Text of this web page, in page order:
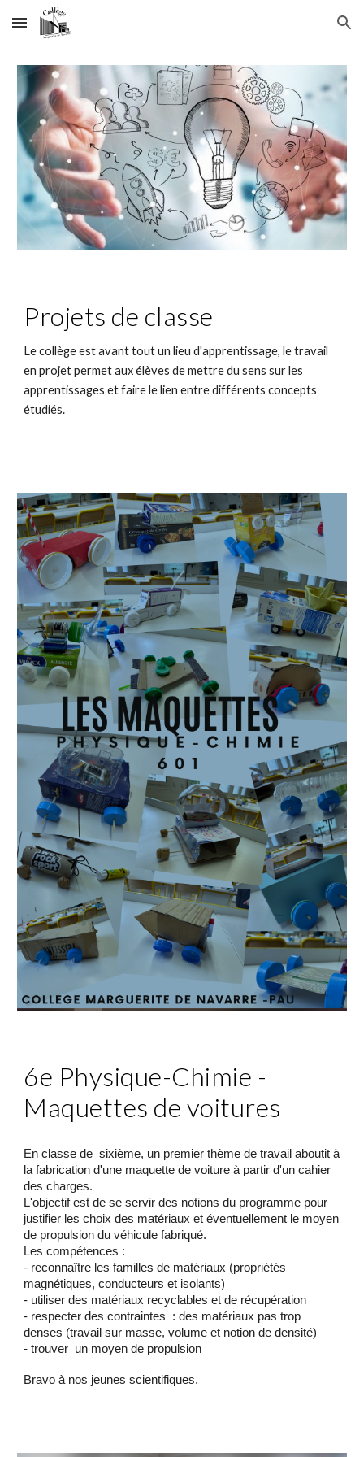
Skip to main content Skip to navigation
Projets de classe
Le collège est avant tout un lieu d'apprentissage, le travail
en projet permet aux élèves de mettre du sens sur les
apprentissages et faire le lien entre différents concepts
étudiés.
6e Physique-Chimie -
Maquettes de voitures
En classe de sixième, un premier thème de travail aboutit à
la fabrication d'une maquette de voiture à partir d'un cahier
des charges.
L'objectif est de se servir des notions du programme pour
justifier les choix des matériaux et éventuellement le moyen
de propulsion du véhicule fabriqué.
Les compétences :
- reconnaître les familles de matériaux (propriétés
magnétiques, conducteurs et isolants)
- utiliser des matériaux recyclables et de récupération
- respecter des contraintes : des matériaux pas trop
denses (travail sur masse, volume et notion de densité)
- trouver un moyen de propulsion
Bravo à nos jeunes scientifiques.